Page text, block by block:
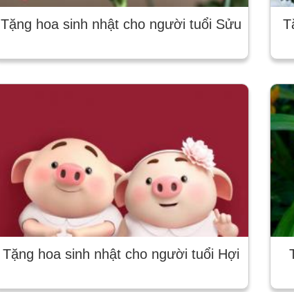
Tặng hoa sinh nhật cho người tuổi Sửu
Tặng hoa sinh nhật cho người tuổi Hợi